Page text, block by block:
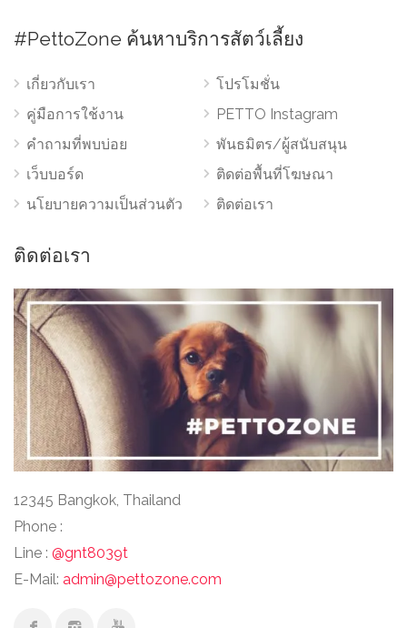
#PettoZone ค้นหาบริการสัตว์เลี้ยง
เกี่ยวกับเรา
คู่มือการใช้งาน
คำถามที่พบบ่อย
เว็บบอร์ด
นโยบายความเป็นส่วนตัว
โปรโมชั่น
PETTO Instagram
พันธมิตร/ผู้สนับสนุน
ติดต่อพื้นที่โฆษณา
ติดต่อเรา
ติดต่อเรา
12345 Bangkok, Thailand
Phone :
Line : @gnt8039t
E-Mail: admin@pettozone.com